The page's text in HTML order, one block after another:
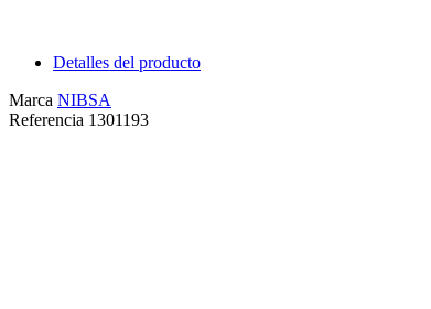
Detalles del producto
Marca NIBSA
Referencia 1301193